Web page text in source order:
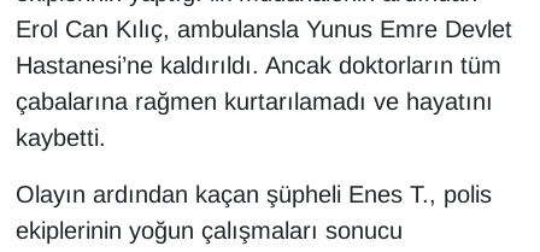
Erol Can Kılıç, ambulansla Yunus Emre Devlet
Hastanesi’ne kaldırıldı. Ancak doktorların tüm
çabalarına rağmen kurtarılamadı ve hayatını
kaybetti.
Olayın ardından kaçan şüpheli Enes T., polis
ekiplerinin yoğun çalışmaları sonucu